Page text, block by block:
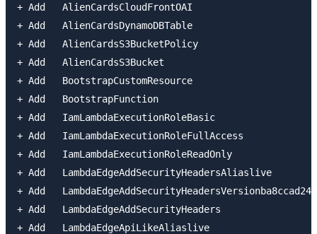
+ Add   AlienCardsCloudFrontOAI
+ Add   AlienCardsDynamoDBTable
+ Add   AlienCardsS3BucketPolicy
+ Add   AlienCardsS3Bucket
+ Add   BootstrapCustomResource
+ Add   BootstrapFunction
+ Add   IamLambdaExecutionRoleBasic
+ Add   IamLambdaExecutionRoleFullAccess
+ Add
+ Add
+ Add
+ Add
+ Add